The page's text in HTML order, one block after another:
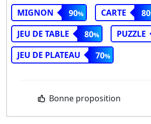
MIGNON
90 CARTE
80
JEU DE TABLE
80 PUZZLE
JEU DE PLATEAU
70
Bonne proposition